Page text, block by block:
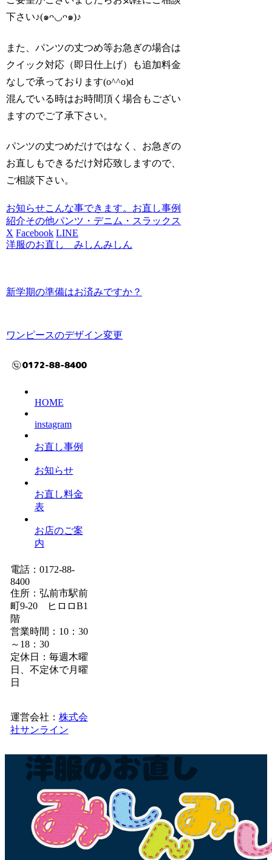
下さい♪(๑ᴖ◡ᴖ๑)♪
また、パンツの丈つめ等お急ぎの場合は
クイック対応（即日仕上げ）も追加料金
なしで承っております(o^^o)d
混んでいる時はお時間頂く場合もござい
ますのでご了承下さい。
パンツの丈つめだけではなく、お急ぎの
お直しもできるだけ対応致しますので、
ご相談下さい。
お知らせこんな事できます。お直し事例
紹介その他パンツ・デニム・スラックス
X Facebook LINE
洋服のお直し みしんみしん
新学期の準備はお済みですか？
ワンピースのデザイン変更
HOME
instagram
お直し事例
お知らせ
お直し料金
表
お店のご案
内
電話：0172-88-
8400
住所：弘前市駅前
町9-20 ヒロロB1
階
営業時間：10：30
～18：30
定休日：毎週木曜
日、不定休で月曜
日
運営会社： 株式会
社サンライン